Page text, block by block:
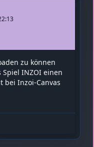
zu können
bei Inzoi-Canvas